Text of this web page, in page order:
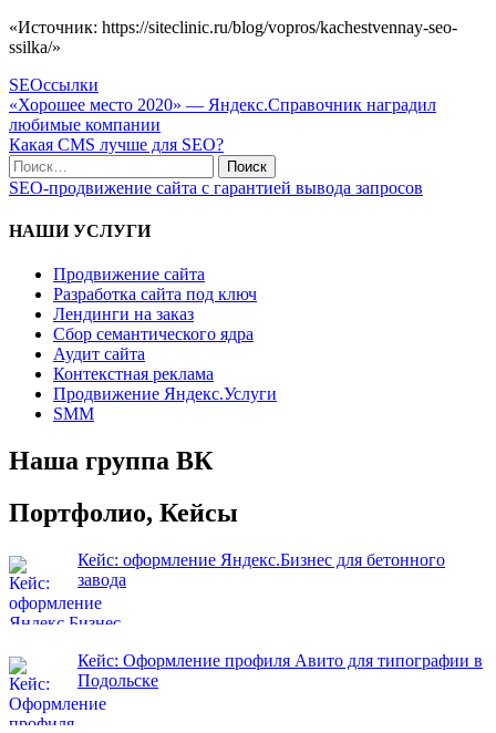
«Источник: https://siteclinic.ru/blog/vopros/kachestvennay-seo-
ssilka/»
SEOссылки
Навигация
по
записям
«Хорошее место 2020» — Яндекс.Справочник наградил
любимые компании
Какая CMS лучше для SEO?
Поиск
по:
SEO-продвижение сайта с гарантией вывода запросов
НАШИ УСЛУГИ
Продвижение сайта
Разработка сайта под ключ
Лендинги на заказ
Сбор семантического ядра
Аудит сайта
Контекстная реклама
Продвижение Яндекс.Услуги
SMM
Наша группа ВК
Портфолио, Кейсы
Кейс: оформление Яндекс.Бизнес для бетонного
завода
Кейс: Оформление профиля Авито для типографии в
Подольске